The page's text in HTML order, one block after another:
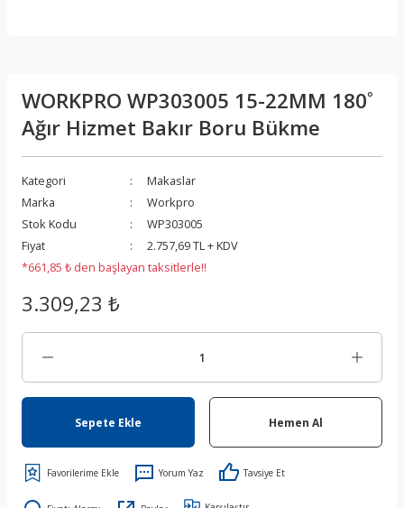
WORKPRO WP303005 15-22MM 180˚
Ağır Hizmet Bakır Boru Bükme
Kategori
Makaslar
Marka
Workpro
Stok Kodu
WP303005
Fiyat
2.757,69 TL + KDV
*661,85 ₺ den başlayan taksitlerle!!
3.309,23 ₺
Sepete Ekle Hemen Al
Yorum Yaz Tavsiye Et